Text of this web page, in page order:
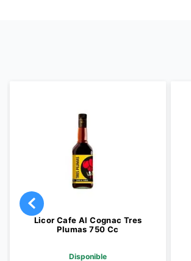
Licor Cafe Al Cognac Tres
Plumas 750 Cc
Disponible